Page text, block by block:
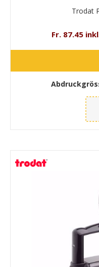
Trodat
Fr. 87.45